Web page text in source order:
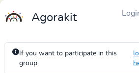
Agorakit
If you want to participate in this
group